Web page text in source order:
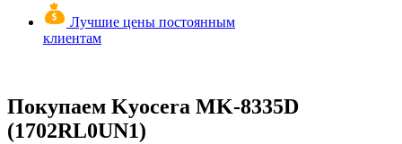
Лучшие цены постоянным
клиентам
Покупаем Kyocera MK-8335D
(1702RL0UN1)